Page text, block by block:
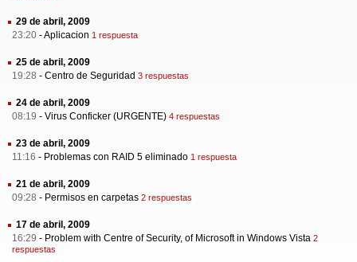
29 de abril, 2009
23:20 -Aplicacion 1 respuesta
25 de abril, 2009
19:28 - Centro de Seguridad 3 respuestas
24 de abril, 2009
08:19 - Virus Conficker (URGENTE) 4 respuestas
23 de abril, 2009
11:16 - Problemas con RAID 5 eliminado 1 respuesta
21 de abril, 2009
09:28 - Permisos en carpetas 2 respuestas
17 de abril, 2009
16:29 - Problem with Centre of Security, of Microsoft in Windows Vista 2
respuestas